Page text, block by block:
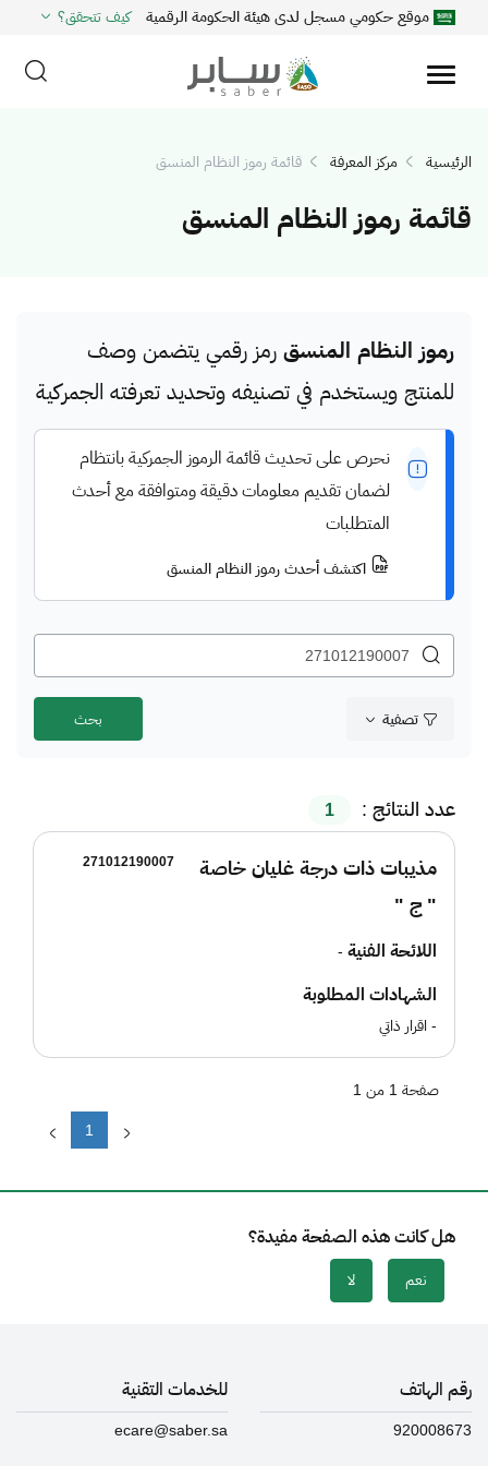
موقع حكومي مسجل لدى هيئة الحكومة الرقمية كيف تتحقق؟
الرئيسية مركز المعرفة قائمة رموز النظام المنسق
قائمة رموز النظام المنسق
رموز النظام المنسق رمز رقمي يتضمن وصف
للمنتج ويستخدم في تصنيفه وتحديد تعرفته الجمركية
نحرص على تحديث قائمة الرموز الجمركية بانتظام
لضمان تقديم معلومات دقيقة ومتوافقة مع أحدث
المتطلبات
اكتشف أحدث رموز النظام المنسق
تصفية
عدد النتائج : 1
271012190007
مذيبات ذات درجة غليان خاصة
" ج "
اللائحة الفنية -
الشهادات المطلوبة
- اقرار ذاتي
1
صفحة 1 من 1
هل كانت هذه الصفحة مفيدة؟
نعم لا
رقم الهاتف
920008673
للخدمات التقنية
ecare@saber.sa